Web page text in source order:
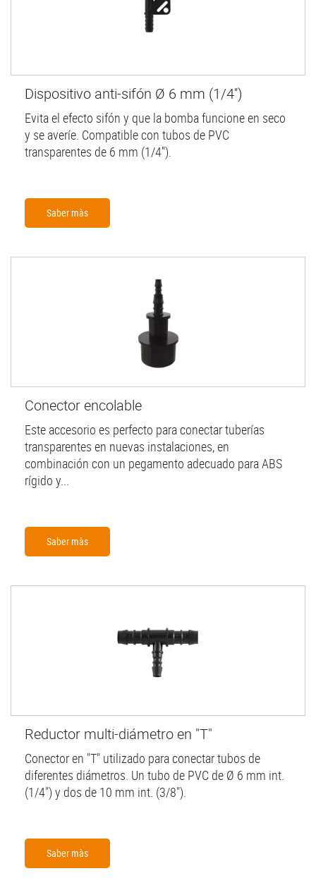
Dispositivo anti-sifón Ø 6 mm (1/4'')
Evita el efecto sifón y que la bomba funcione en seco
y se averíe. Compatible con tubos de PVC
transparentes de 6 mm (1/4'').
Saber màs
Conector encolable
Este accesorio es perfecto para conectar tuberías
transparentes en nuevas instalaciones, en
combinación con un pegamento adecuado para ABS
rígido y...
Saber màs
Reductor multi-diámetro en "T"
Conector en "T" utilizado para conectar tubos de
diferentes diámetros. Un tubo de PVC de Ø 6 mm int.
(1/4") y dos de 10 mm int. (3/8").
Saber màs